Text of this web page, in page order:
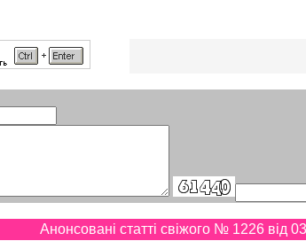
Анонсовані статті свіжого № 1226 від